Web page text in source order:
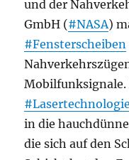
und der
GmbH (#NASA)
#Fensterscheiben
#Lasertechnologie
in die
die sich auf den